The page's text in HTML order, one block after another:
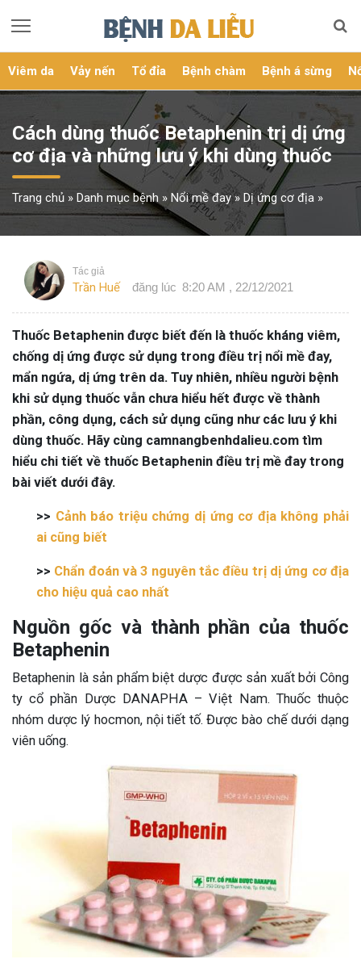
Viêm da Vảy nến Tổ đỉa Bệnh chàm Bệnh á sừng
Cách dùng thuốc Betaphenin trị dị ứng
cơ địa và những lưu ý khi dùng thuốc
Trang chủ » Danh mục bệnh » Nổi mề đay» Dị ứng cơ địa »
Tác giả
Trần Huế đăng lúc 8:20 AM , 22/12/2021
Thuốc Betaphenin được biết đến là thuốc kháng viêm,
chống dị ứng được sử dụng trong điều trị nổi mề đay,
mẩn ngứa, dị ứng trên da. Tuy nhiên, nhiều người bệnh
khi sử dụng thuốc vẫn chưa hiểu hết được về thành
phần, công dụng, cách sử dụng cũng như các lưu ý khi
dùng thuốc. Hãy cùng camnangbenhdalieu.com tìm
hiểu chi tiết về thuốc Betaphenin điều trị mề đay trong
bài viết dưới đây.
>> Cảnh báo triệu chứng dị ứng cơ địa không phải
ai cũng biết
>> Chẩn đoán và 3 nguyên tắc điều trị dị ứng cơ địa
cho hiệu quả cao nhất
Nguồn gốc và thành phần của thuốc
Betaphenin
Betaphenin là sản phẩm biệt dược được sản xuất bởi Công
ty cổ phần Dược DANAPHA – Việt Nam. Thuốc thuộc
nhóm dược lý hocmon, nội tiết tố. Được bào chế dưới dạng
viên uống.